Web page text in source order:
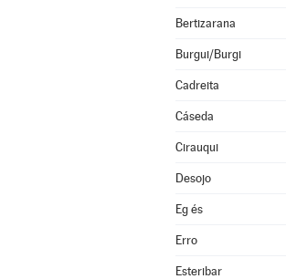
Bertizarana
Burgui/Burgi
Cadreita
Cáseda
Cirauqui
Desojo
Eg és
Erro
Esteribar